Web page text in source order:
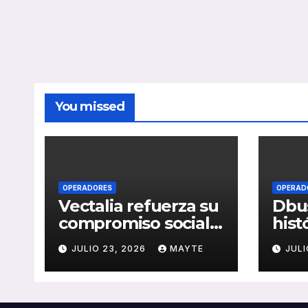
You missed
OPERADORES
Vectalia refuerza su
compromiso social y
medioambiental
con la publicación
de su Memoria de
JULIO 23, 2026 MAYTE
del